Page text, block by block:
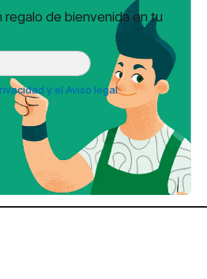
regalo de bienvenida en tu
y el Aviso legal